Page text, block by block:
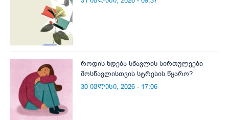
როდის ხდება სწავლის სირთულეები
მოსწავლისთვის სტრესის წყარო?
30 ივლისი, 2026 - 17:06